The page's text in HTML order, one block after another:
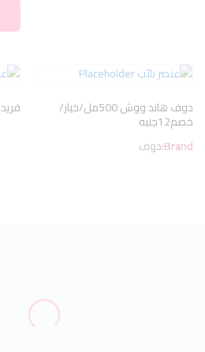
دوف هاند ووش 500مل/خيار/
خصم12جنيه
Brand:دوف